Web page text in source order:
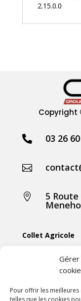
Pour offrir les
telles que les cookies
2.15.0.0
Copyright
 03 26

 5
Collet Agricole
Collet
Collet Élevage